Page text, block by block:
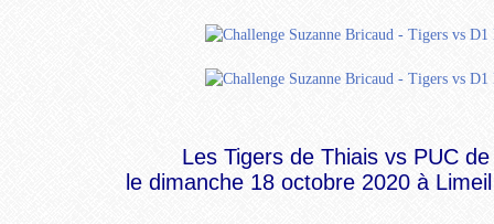
Les Tigers de Thiais vs PUC
le dimanche 18 octobre 2020 à